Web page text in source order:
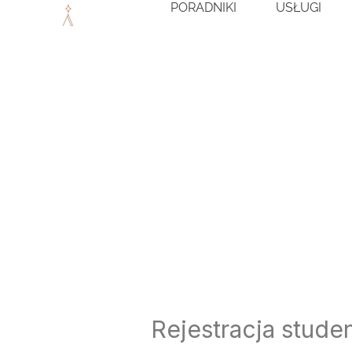
PORADNIKI USŁUGI
Rejestracja